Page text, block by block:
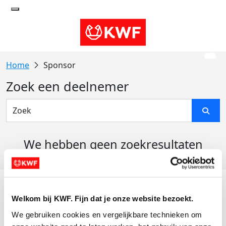
Welkom bij KWF. Fijn dat je onze website bezoekt.
We gebruiken cookies en vergelijkbare technieken om
Sponsor
Zoek een deelnemer
We hebben geen zoekresultaten
Actiematerialen
Evenementen